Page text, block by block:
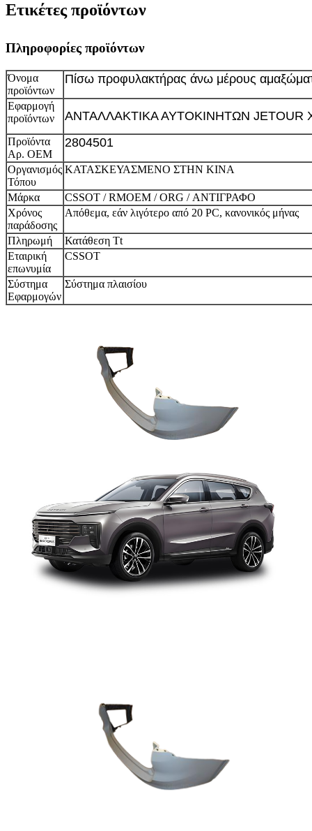
Ετικέτες προϊόντων
Πληροφορίες προϊόντων
Όνομα
προϊόντων
Πίσω προφυλακτήρας άνω μέρους
Εφαρμογή
προϊόντων
ΑΝΤΑΛΛΑΚΤΙΚΑ ΑΥΤΟΚΙΝΗΤΩΝ JETOUR
Προϊόντα
Αρ. ΟΕΜ
2804501
Οργανισμός
Τόπου
ΚΑΤΑΣΚΕΥΑΣΜΕΝΟ ΣΤΗΝ ΚΙΝΑ
Μάρκα
CSSOT / RMOEM / ORG / ΑΝΤΙΓΡΑΦΟ
Χρόνος
παράδοσης
Απόθεμα, εάν λιγότερο από 20 PC, κανονικός μήνας
Πληρωμή
Κατάθεση Tt
Εταιρική
επωνυμία
CSSOT
Σύστημα
Εφαρμογών
Σύστημα πλαισίου